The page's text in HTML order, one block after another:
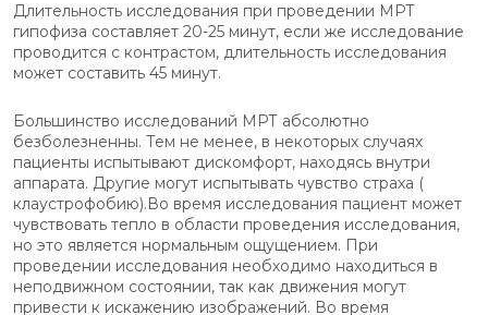
Длительность исследования при проведении МРТ
гипофиза составляет 20-25 минут, если же исследование
проводится с контрастом, длительность исследования
может составить 45 минут.
Большинство исследований МРТ абсолютно
безболезненны. Тем не менее, в некоторых случаях
пациенты испытывают дискомфорт, находясь внутри
аппарата. Другие могут испытывать чувство страха (
клаустрофобию).Во время исследования пациент может
чувствовать тепло в области проведения исследования,
но это является нормальным ощущением. При
проведении исследования необходимо находиться в
неподвижном состоянии, так как движения могут
привести к искажению изображений. Во время